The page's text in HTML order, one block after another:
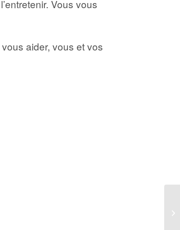
Vous vous
aider, vous et vos